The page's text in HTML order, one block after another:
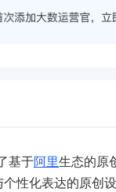
基于阿里生态的原
性化表达的原创